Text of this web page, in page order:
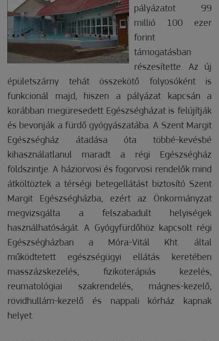
pályázatot 99
millió 100 ezer
forint
támogatásban
részesítette. Az új
épületszárny tehát összekötő folyosóként is
funkcionál majd, hiszen a pályázat kapcsán a
korábban megüresedett Egészségházat is felújítják
és bevonják a fürdő gyógyászatába. A Szent Margit
Egészségház átadása óta többé-kevésbé
kihasználatlanul maradt a régi Egészségház
földszintje. A háziorvosi és fogorvosi rendelők mind
átköltöztek a térségi betegellátást biztosító Szent
Margit Egészségházba, ezért az Önkormányzat
megvizsgálta a felszabadult helyiségek
használhatóságát. A Gyógyfürdőhöz kapcsolt régi
Egészségházban a Móra-Vitál Kht. által
működtetett egészségügyi ellátás keretében
masszázskezelés, fizikoterápiás kezelés,
reumatológiai szakrendelés, mágnes-kezelő,
rövidhullám-kezelő és nappali kórház kapnak
helyet.